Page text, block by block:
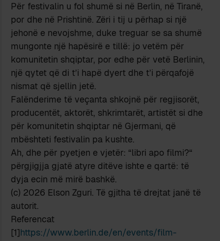
Për festivalin u fol shumë si në Berlin, në Tiranë,
por dhe në Prishtinë. Zëri i tij u përhap si një
jehonë e nevojshme, duke treguar se sa shumë
mungonte një hapësirë e tillë: jo vetëm për
komunitetin shqiptar, por edhe për vetë Berlinin,
një qytet që di t’i hapë dyert dhe t’i përqafojë
nismat që sjellin jetë.
Falënderime të veçanta shkojnë për regjisorët,
producentët, aktorët, shkrimtarët, artistët si dhe
për komunitetin shqiptar në Gjermani, që
mbështeti festivalin pa kushte.
Ah, dhe për pyetjen e vjetër: “libri apo filmi?“
përgjigjja gjatë atyre ditëve ishte e qartë: të
dyja ecin më mirë bashkë.
(c) 2026 Elson Zguri. Të gjitha të drejtat janë të
autorit.
Referencat
[1]https://www.berlin.de/en/events/film-